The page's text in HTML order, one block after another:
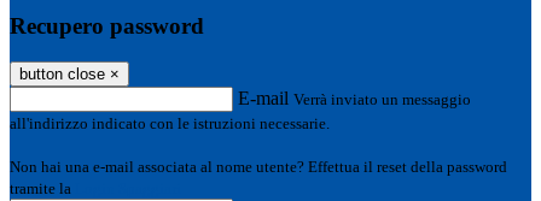
Recupero password
button close ×
E-mail Verrà inviato un messaggio
all'indirizzo indicato con le istruzioni necessarie.
Non hai una e-mail associata al nome utente? Effettua il reset della password
tramite la